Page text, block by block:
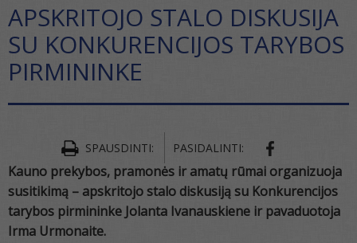
APSKRITOJO STALO DISKUSIJA
SU KONKURENCIJOS TARYBOS
PIRMININKE
SPAUSDINTI: PASIDALINTI:
Kauno prekybos, pramonės ir amatų rūmai organizuoja
susitikimą – apskritojo stalo diskusiją su Konkurencijos
tarybos pirmininke Jolanta Ivanauskiene ir pavaduotoja
Irma Urmonaite.